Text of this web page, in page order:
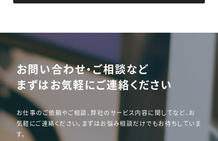
お問い合わせ・ご相談など
まずはお気軽にご連絡ください
お仕事のご依頼やご相談、弊社のサービス内容に関してなど、 お
気軽にご連絡ください。まずはお悩み相談だけでもお待ちしていま
す。